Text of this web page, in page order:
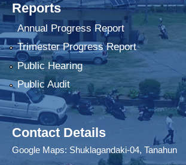
Reports
Annual Progress Report
Trimester Progress Report
Public Hearing
Public Audit
Contact Details
Google Maps: Shuklagandaki-04, Tanahun